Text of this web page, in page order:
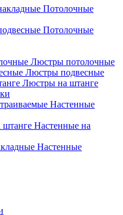
Потолочные
Потолочные
Люстры потолочные
Люстры подвесные
Люстры на штанге
Настенные
Настенные на
Настенные